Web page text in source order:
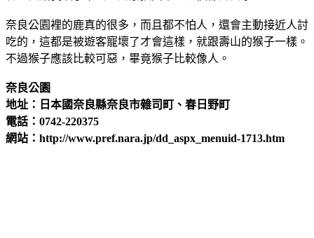
奈良公園裡的鹿真的很多，而且都不怕人，還會主動接近人討
吃的，這都是被遊客寵壞了才會這樣，就跟壽山的猴子一樣。
不過猴子應該比較可惡，畢竟猴子比較像人。
奈良公園
地址：日本國奈良縣奈良市雜司町、春日野町
電話：0742-220375
網站：http://www.pref.nara.jp/dd_aspx_menuid-1713.htm